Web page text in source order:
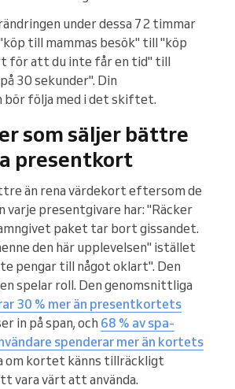
under dessa 72 timmar
till mammas besök" till "köp
för att du inte får en tid" till
30 sekunder". Din
bör följa med i det skiftet.
som säljer bättre
presentkort
än rena värdekort eftersom de
varje presentgivare har: "Räcker
paket tar bort gissandet.
den här upplevelsen" istället
pengar till något oklart". Den
spelar roll. Den genomsnittliga
30 % mer än presentkortets
in på span, och 68 % av spa-
spenderar mer än kortets
om kortet känns tillräckligt
vara värt att använda.